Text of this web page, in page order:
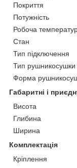
Покриття
Потужність
Робоча
Стан
Тип підключення
Тип рушникосушки
Форма
Габаритні і
Висота
Глибина
Ширина
Комплектація
Кріплення